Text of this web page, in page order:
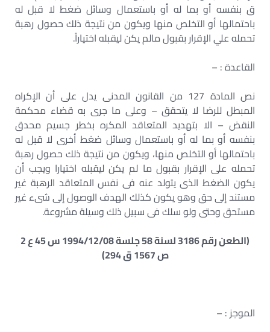
ق بنفسه أو بما له أو باستعمال وسائل ضغط لا قبل له
باحتمالها أو التخلص منها ويكون من نتيجة ذلك حصول رهبة
تحمله علي الإقرار بقبول مالم يكن ليقبله اختياراً.
القاعدة : –
نص المادة 127 من القانون المدنى يدل على أن الإكراه
المبطل للرضا لا يتحقق – وعلى ما جرى به قضاء محكمة
النقض – الا بتهديد المتعاقد المكره بخطر جسيم محدق
بنفسه أو بما له أو باستعمال وسائل ضغط أخرى لا قبل له
باحتمالها أو التخلص منها، ويكون من نتيجة ذلك حصول رهبة
تحمله على الإقرار بقبول ما لم يكن ليقبله اختيارا ويجب أن
يكون الضغط الذى يتولد عنه فى نفس المتعاقد الرهبة غير
مستند إلى حق وهو يكون كذلك الهدف الوصول إلى شىء غير
مستحق وحتى ولو سلك فى سبيل ذلك وسيلة مشروعة.
(الطعن رقم 3186 لسنة 58 جلسة 1994/12/08 س 45 ع 2
ص 1567 ق 294)
الموجز : –